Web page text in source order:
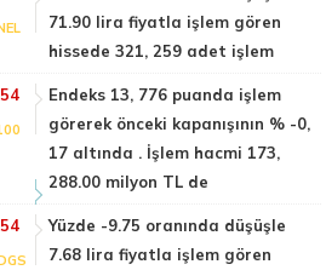
71.90 lira fiyatla işlem gören
hissede 321, 259 adet işlem
Endeks 13, 776 puanda işlem
görerek önceki kapanışının % -0,
17 altında . İşlem hacmi 173,
288.00 milyon TL de
Yüzde -9.75 oranında düşüşle
7.68 lira fiyatla işlem gören